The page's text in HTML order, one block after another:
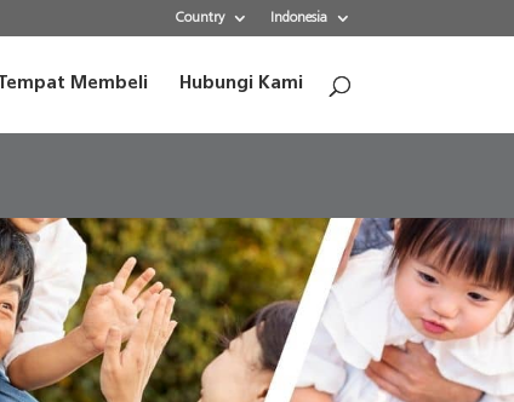
Country Indonesia
Tempat Membeli Hubungi Kami